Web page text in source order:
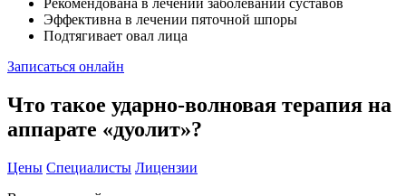
Рекомендована в лечении заболеваний суставов
Эффективна в лечении пяточной шпоры
Подтягивает овал лица
Записаться онлайн
Что такое ударно-волновая терапия на
аппарате «дуолит»?
Цены Специалисты Лицензии